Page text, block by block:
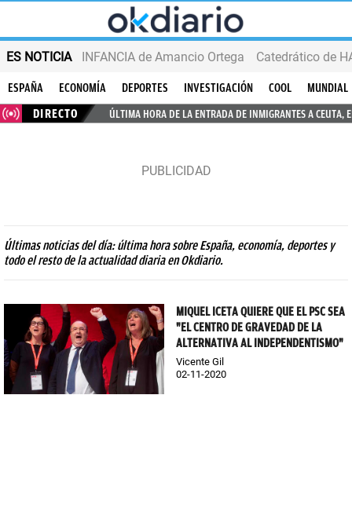
ES NOTICIA INFANCIA de Amancio Ortega
ESPAÑA ECONOMÍA DEPORTES INVESTIGACIÓN COOL
MUNDIAL
DIRECTO
ÚLTIMA HORA DE LA ENTRADA DE INMIGRANTES A CEUTA,
Últimas noticias del día: última hora sobre España, economía, deportes y
todo el resto de la actualidad diaria en Okdiario.
MIQUEL ICETA QUIERE QUE EL PSC SEA
"EL CENTRO DE GRAVEDAD DE LA
ALTERNATIVA AL INDEPENDENTISMO"
Vicente Gil
02-11-2020